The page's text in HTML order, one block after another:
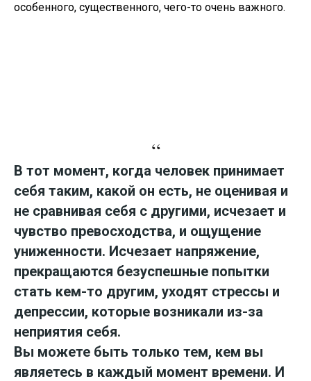
особенного, существенного, чего-то очень важного.
“
В тот момент, когда человек принимает
себя таким, какой он есть, не оценивая и
не сравнивая себя с другими, исчезает и
чувство превосходства, и ощущение
униженности. Исчезает напряжение,
прекращаются безуспешные попытки
стать кем-то другим, уходят стрессы и
депрессии, которые возникали из-за
неприятия себя.
Вы можете быть только тем, кем вы
являетесь в каждый момент времени. И